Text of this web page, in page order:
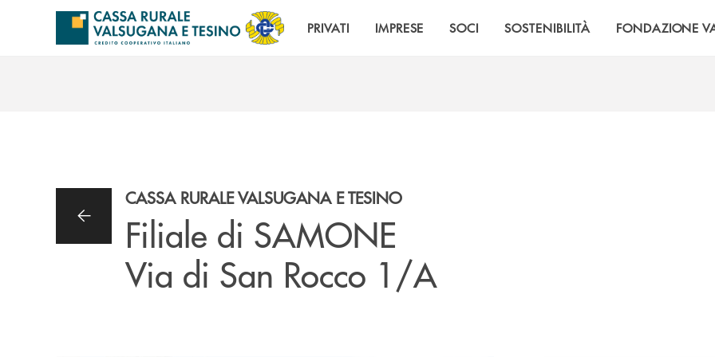
Salta al contenuto principale
PRIVATI IMPRESE SOCI SOSTENIBILITÀ FONDAZIONE
CASSA RURALE VALSUGANA E TESINO
Filiale di SAMONE
Via di San Rocco 1/A